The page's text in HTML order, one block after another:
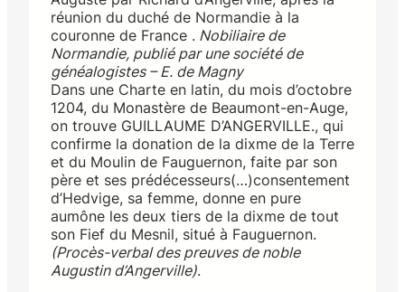
réunion du duché de Normandie à la
couronne de France . Nobiliaire de
Normandie, publié par une société de
généalogistes – E. de Magny
Dans une Charte en latin, du mois d’octobre
1204, du Monastère de Beaumont-en-Auge,
on trouve GUILLAUME D’ANGERVILLE., qui
confirme la donation de la dixme de la Terre
et du Moulin de Fauguernon, faite par son
père et ses prédécesseurs(…)consentement
d’Hedvige, sa femme, donne en pure
aumône les deux tiers de la dixme de tout
son Fief du Mesnil, situé à Fauguernon.
(Procès-verbal des preuves de noble
Augustin d’Angerville).